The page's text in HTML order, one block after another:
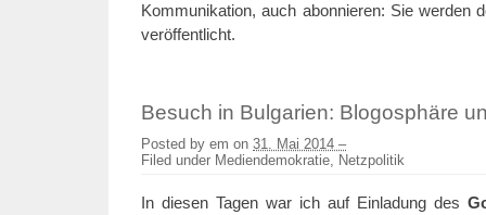
Kommunikation, auch abonnieren: Sie werden
veröffentlicht.
Besuch in Bulgarien: Blogosphäre
Posted by em on 31. Mai 2014 –
Filed under Mediendemokratie, Netzpolitik
In diesen Tagen war ich auf Einladung des